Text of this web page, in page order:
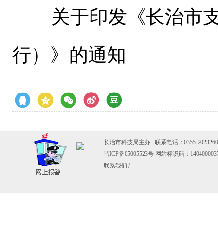
关于印发《长治市
行）》的通知
长治市科技局主办 联系电话：0355-2023260
晋ICP备05005523号 网站标识码：
联系我们 /